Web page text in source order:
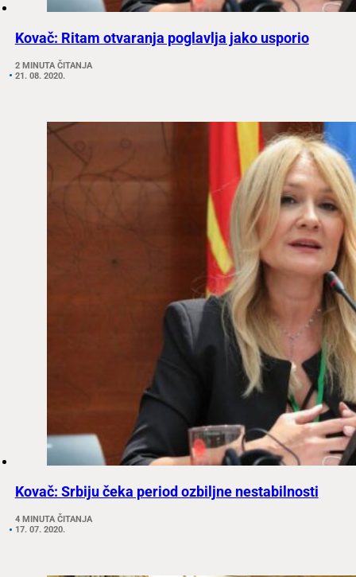
Kovač: Ritam otvaranja poglavlja jako usporio
2 MINUTA ČITANJA
21. 08. 2020.
Kovač: Srbiju čeka period ozbiljne nestabilnosti
4 MINUTA ČITANJA
17. 07. 2020.